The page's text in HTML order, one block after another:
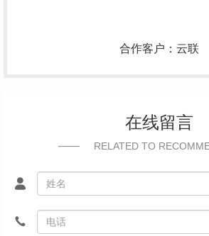
合作客户：云联
在线留言
RELATED TO